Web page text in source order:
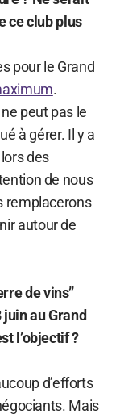
ce club plus
pour le Grand
.
peut pas le
à gérer. Il y a
des
de nous
remplacerons
autour de
de vins”
au Grand
l’objectif ?
d’efforts
Mais